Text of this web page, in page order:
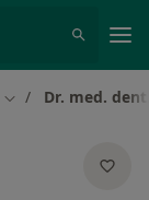
Stadt ändern
Dr. med.